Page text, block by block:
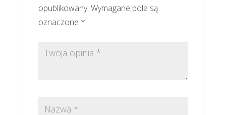
opublikowany. Wymagane pola są
oznaczone *